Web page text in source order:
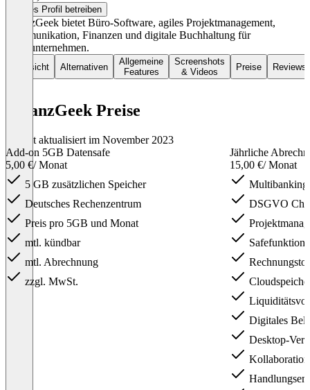
Dieses Profil betreiben
FinanzGeek bietet Büro-Software, agiles Projektmanagement,
Kommunikation, Finanzen und digitale Buchhaltung für
Kleinunternehmen.
Übersicht Alternativen
Allgemeine
Features
Screenshots
& Videos
Preise Reviews
FinanzGeek Preise
Zuletzt aktualisiert im November 2023
Add-on 5GB Datensafe
5,00 €/ Monat
5 GB zusätzlichen Speicher
Deutsches Rechenzentrum
Preis pro 5GB und Monat
mtl. kündbar
mtl. Abrechnung
zzgl. MwSt.
Jährliche
15,00 €/ Monat
Multibanking
DSGVO
Safefunktion
Digitales
Desktop-